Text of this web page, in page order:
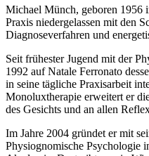
Michael Münch, geboren 1956
Praxis niedergelassen mit den
Diagnoseverfahren und
Seit frühester Jugend mit der
1992 auf Natale Ferronato
in seine tägliche Praxisarbeit
Monoluxtherapie erweitert er
des Gesichts und an allen
Im Jahre 2004 gründet er mit
Physiognomische Psychologie